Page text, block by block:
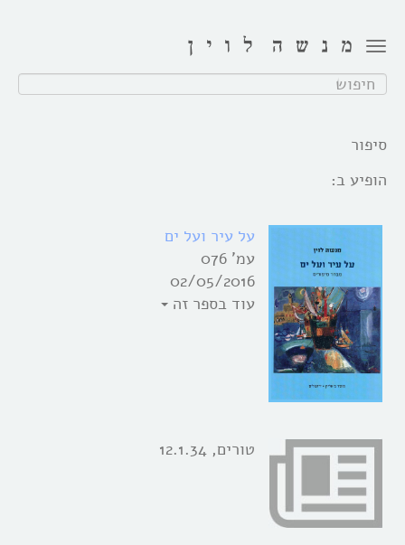
Toggle
navigation
חפש:
סיפור
הופיע ב:
על עיר ועל ים
עמ' 076
02/05/2016
עוד בספר זה
טורים, 12.1.34